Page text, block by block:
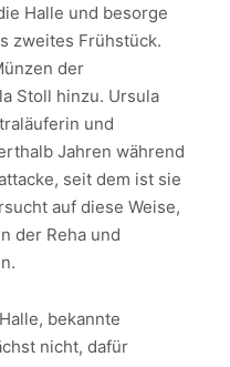
Halle und besorge
zweites Frühstück.
der
Stoll hinzu. Ursula
und
Jahren während
seit dem ist sie
auf diese Weise,
der Reha und
bekannte
nicht, dafür